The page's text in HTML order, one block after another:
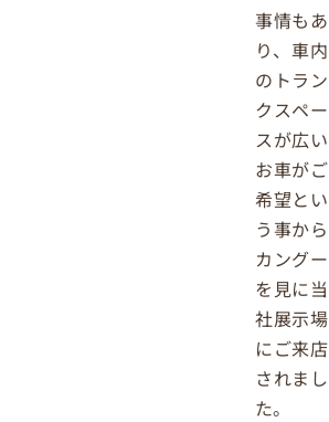
事情もあ
り、車内
のトラン
クスペー
スが広い
お車がご
希望とい
う事から
カングー
を見に当
社展示場
にご来店
されまし
た。